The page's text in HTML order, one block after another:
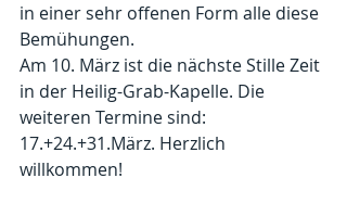
in einer sehr offenen Form alle diese
Bemühungen.
Am 10. März ist die nächste Stille Zeit
in der Heilig-Grab-Kapelle. Die
weiteren Termine sind:
17.+24.+31.März. Herzlich
willkommen!